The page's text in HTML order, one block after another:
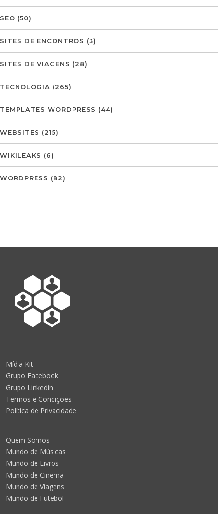
SEO (50)
SITES DE ENCONTROS (3)
SITES DE VIAGENS (28)
TECNOLOGIA (265)
TEMPLATES WORDPRESS (44)
WEBSITES (215)
WIKILEAKS (6)
WORDPRESS (82)
Mídia Kit
Grupo Facebook
Grupo Linkedin
Termos e Condições
Política de Privacidade
Quem Somos
Mundo de Músicas
Mundo de Livros
Mundo de Cinema
Mundo de Viagens
Mundo de Futebol